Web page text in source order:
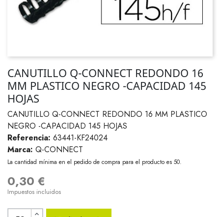
CANUTILLO Q-CONNECT REDONDO 16
MM PLASTICO NEGRO -CAPACIDAD 145
HOJAS
CANUTILLO Q-CONNECT REDONDO 16 MM PLASTICO
NEGRO -CAPACIDAD 145 HOJAS
Referencia: 63441-KF24024
Marca: Q-CONNECT
La cantidad mínima en el pedido de compra para el producto es 50.
0,30 €
Impuestos incluidos